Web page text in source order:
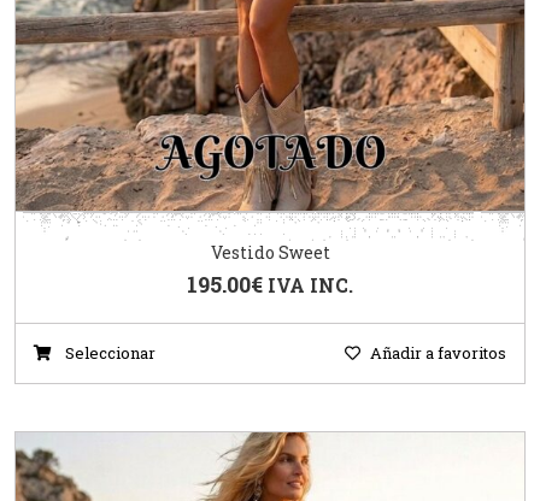
Vestido Sweet
195.00€ IVA INC.
Seleccionar Añadir a favoritos